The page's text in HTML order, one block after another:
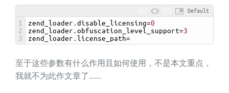
Default
1
2
3
zend_loader . disable_licensing=0
zend_loader . obfuscation_level_support=3
zend_loader . license_path=
至于这些参数有什么作用且如何使用，不是本文重点，
我就不为此作文章了……